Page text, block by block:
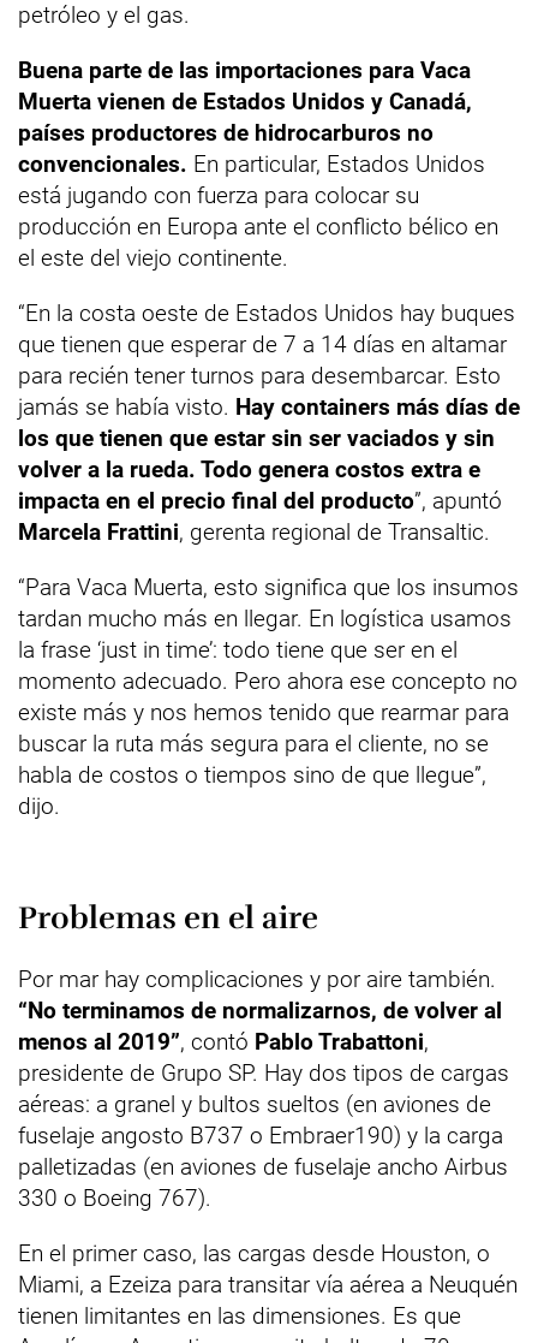
petróleo y el gas.
Buena parte de las importaciones para Vaca
Muerta vienen de Estados Unidos y Canadá,
países productores de hidrocarburos no
convencionales. En particular, Estados Unidos
está jugando con fuerza para colocar su
producción en Europa ante el conflicto bélico en
el este del viejo continente.
“En la costa oeste de Estados Unidos hay buques
que tienen que esperar de 7 a 14 días en altamar
para recién tener turnos para desembarcar. Esto
jamás se había visto. Hay containers más días de
los que tienen que estar sin ser vaciados y sin
volver a la rueda. Todo genera costos extra e
impacta en el precio final del producto”, apuntó
Marcela Frattini, gerenta regional de Transaltic.
“Para Vaca Muerta, esto significa que los insumos
tardan mucho más en llegar. En logística usamos
la frase ‘just in time’: todo tiene que ser en el
momento adecuado. Pero ahora ese concepto no
existe más y nos hemos tenido que rearmar para
buscar la ruta más segura para el cliente, no se
habla de costos o tiempos sino de que llegue”,
dijo.
Problemas en el aire
Por mar hay complicaciones y por aire también.
“No terminamos de normalizarnos, de volver al
menos al 2019”, contó Pablo Trabattoni,
presidente de Grupo SP. Hay dos tipos de cargas
aéreas: a granel y bultos sueltos (en aviones de
fuselaje angosto B737 o Embraer190) y la carga
palletizadas (en aviones de fuselaje ancho Airbus
330 o Boeing 767).
En el primer caso, las cargas desde Houston, o
Miami, a Ezeiza para transitar vía aérea a Neuquén
tienen limitantes en las dimensiones. Es que